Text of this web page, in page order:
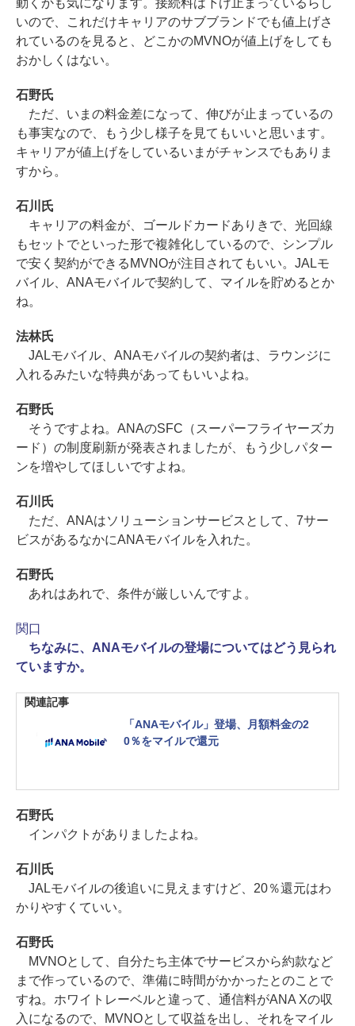
いので、これだけキャリアのサブブランドでも値上げさ
れているのを見ると、どこかのMVNOが値上げをしても
おかしくはない。
石野氏
ただ、いまの料金差になって、伸びが止まっているの
も事実なので、もう少し様子を見てもいいと思います。
キャリアが値上げをしているいまがチャンスでもありま
すから。
石川氏
キャリアの料金が、ゴールドカードありきで、光回線
もセットでといった形で複雑化しているので、シンプル
で安く契約ができるMVNOが注目されてもいい。JALモ
バイル、ANAモバイルで契約して、マイルを貯めるとか
ね。
法林氏
JALモバイル、ANAモバイルの契約者は、ラウンジに
入れるみたいな特典があってもいいよね。
石野氏
そうですよね。ANAのSFC（スーパーフライヤーズカ
ード）の制度刷新が発表されましたが、もう少しパター
ンを増やしてほしいですよね。
石川氏
ただ、ANAはソリューションサービスとして、7サー
ビスがあるなかにANAモバイルを入れた。
石野氏
あれはあれで、条件が厳しいんですよ。
関口
ちなみに、ANAモバイルの登場についてはどう見られ
ていますか。
関連記事
「ANAモバイル」登場、月額料金の2
0％をマイルで還元
石野氏
インパクトがありましたよね。
石川氏
JALモバイルの後追いに見えますけど、20％還元はわ
かりやすくていい。
石野氏
MVNOとして、自分たち主体でサービスから約款など
まで作っているので、準備に時間がかかったとのことで
すね。ホワイトレーベルと違って、通信料がANA Xの収
入になるので、MVNOとして収益を出し、それをマイル